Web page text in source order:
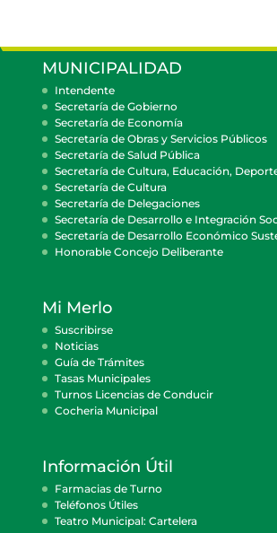
MUNICIPALIDAD
Intendente
Secretaría de Gobierno
Secretaría de Economía
Secretaría de Obras y Servicios Públicos
Secretaría de Salud Pública
Secretaría de Cultura, Educación,
Secretaría de Cultura
Secretaría de Delegaciones
Secretaría de Desarrollo e Integración
Secretaría de Desarrollo Económico
Honorable Concejo Deliberante
Mi Merlo
Suscribirse
Noticias
Guía de Trámites
Tasas Municipales
Turnos Licencias de Conducir
Cocheria Municipal
Información Útil
Farmacias de Turno
Teléfonos Útiles
Teatro Municipal: Cartelera